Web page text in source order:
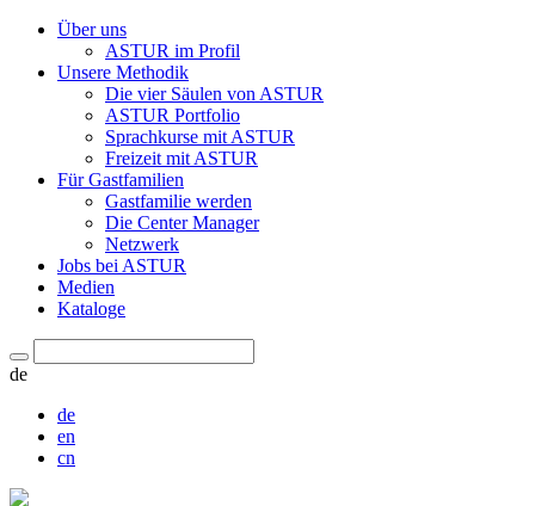
Über uns
ASTUR im Profil
Unsere Methodik
Die vier Säulen von ASTUR
ASTUR Portfolio
Sprachkurse mit ASTUR
Freizeit mit ASTUR
Für Gastfamilien
Gastfamilie werden
Die Center Manager
Netzwerk
Jobs bei ASTUR
Medien
Kataloge
de
de
en
cn